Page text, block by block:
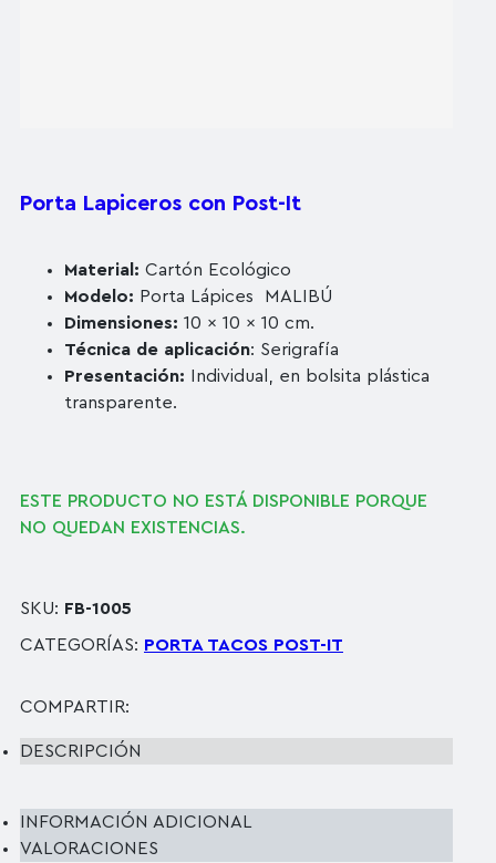
Porta Lapiceros con Post-It
Material: Cartón Ecológico
Modelo: Porta Lápices MALIBÚ
Dimensiones: 10 x 10 x 10 cm.
Técnica de aplicación: Serigrafía
Presentación: Individual, en bolsita plástica
transparente.
ESTE PRODUCTO NO ESTÁ DISPONIBLE PORQUE
NO QUEDAN EXISTENCIAS.
SKU: FB-1005
CATEGORÍAS: PORTA TACOS POST-IT
COMPARTIR:
DESCRIPCIÓN
INFORMACIÓN ADICIONAL
VALORACIONES